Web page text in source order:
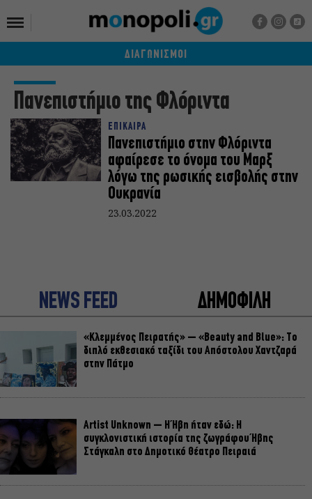
ΔΙΑΓΩΝΙΣΜΟΙ
Πανεπιστήμιο της Φλόριντα
ΕΠΙΚΑΙΡΑ
Πανεπιστήμιο στην Φλόριντα
αφαίρεσε το όνομα του Μαρξ
λόγω της ρωσικής εισβολής στην
Ουκρανία
23.03.2022
NEWS FEED ΔΗΜΟΦΙΛΗ
«Κλεμμένος Πειρατής» – «Beauty and Blue»: Το
διπλό εκθεσιακό ταξίδι του Απόστολου Χαντζαρά
στην Πάτμο
Artist Unknown – Η Ήβη ήταν εδώ: Η
συγκλονιστική ιστορία της ζωγράφου Ήβης
Στάγκαλη στο Δημοτικό Θέατρο Πειραιά